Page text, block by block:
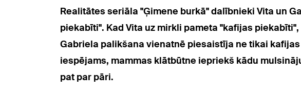
Realitātes seriāla "Ģimene burkā" dalībnieki Vita un
piekabīti". Kad Vita uz mirkli pameta "kafijas
Gabriela palikšana vienatnē piesaistīja ne tikai
iespējams, mammas klātbūtne iepriekš kādu
pat par pāri.